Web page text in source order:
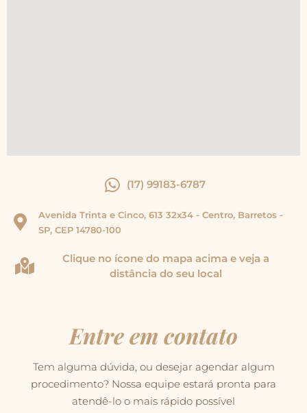
(17) 99183-6787
Avenida Trinta e Cinco, 613 32x34 - Centro, Barretos -
SP, CEP 14780-100
Clique no ícone do mapa acima e veja a
distância do seu local
Entre em contato
Tem alguma dúvida, ou desejar agendar algum
procedimento? Nossa equipe estará pronta para
atendê-lo o mais rápido possível